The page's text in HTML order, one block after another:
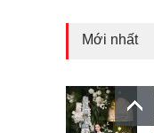
Mới nhất